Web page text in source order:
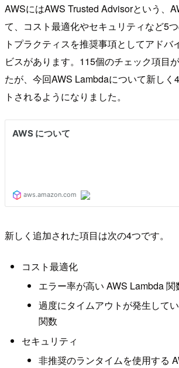
AWSにはAWS Trusted Advisorという、
て、コスト最適化やセキュリティなど5
トプラクティスを推奨事項としてアドバ
ビスがあります。115個のチェック項目
たが、今回AWS Lambdaについて新しく
トされるようになりました。
新しく追加された項目は次の4つです。
コスト最適化
エラー率が高い AWS Lambda 関
過度にタイムアウトが発生して
関数
セキュリティ
非推奨のランタイムを使用する